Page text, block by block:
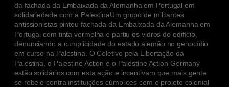
da fachada da Embaixada da Alemanha em Portugal em
solidariedade com a PalestinaUm grupo de militantes
antissionistas pintou fachada da Embaixada da Alemanha em
Portugal com tinta vermelha e partiu os vidros do edifício,
denunciando a cumplicidade do estado alemão no genocídio
em curso na Palestina. O Coletivo pela Libertação da
Palestina, o Palestine Action e o Palestine Action Germany
estão solidários com esta ação e incentivam que mais gente
se rebele contra instituições cúmplices com o projeto colonial